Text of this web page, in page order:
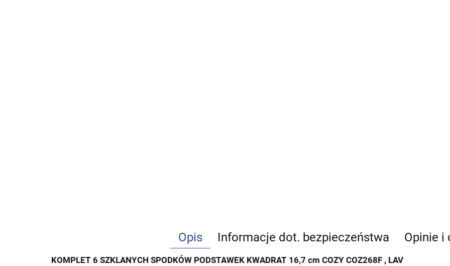
Opis Informacje dot. bezpieczeństwa Opinie i
KOMPLET 6 SZKLANYCH SPODKÓW PODSTAWEK KWADRAT 16,7 cm COZY COZ268F , LAV